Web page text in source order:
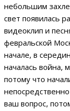
небольшим
свет появилась
видеоклип и
февральской
начале, в
началась война,
потому что
ваш вопрос,